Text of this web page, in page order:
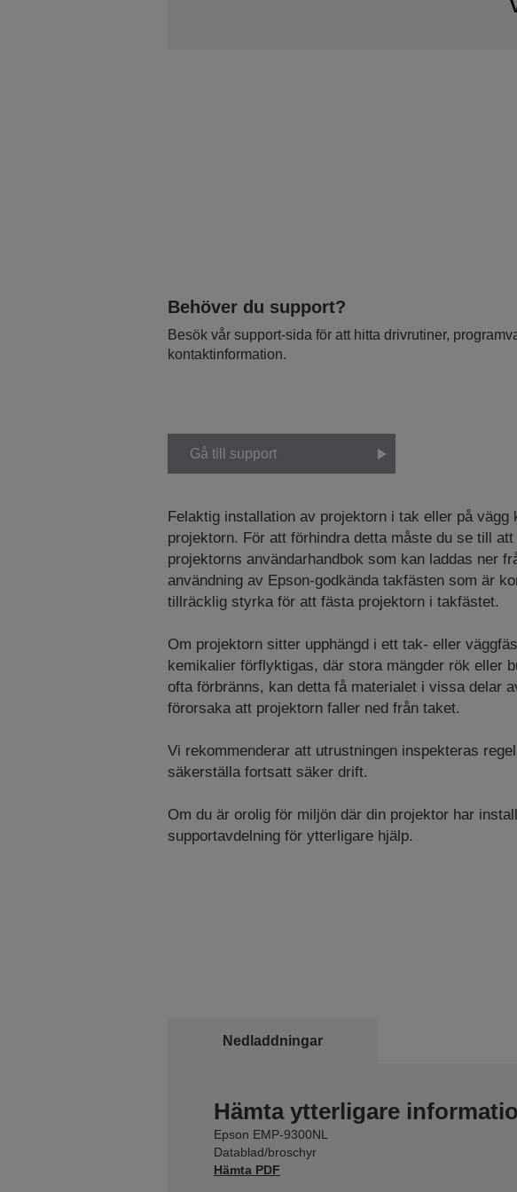
Behöver du support?
Besök vår support-sida för att hitta drivrutiner,
kontaktinformation.
Gå till support
Felaktig installation av projektorn i tak eller på
projektorn. För att förhindra detta måste du se till
projektorns användarhandbok som kan laddas ner
användning av Epson-godkända takfästen som är
tillräcklig styrka för att fästa projektorn i takfästet.
Om projektorn sitter upphängd i ett tak- eller
kemikalier förflyktigas, där stora mängder rök eller
ofta förbränns, kan detta få materialet i vissa delar
förorsaka att projektorn faller ned från taket.
Vi rekommenderar att utrustningen inspekteras
säkerställa fortsatt säker drift.
Om du är orolig för miljön där din projektor har
supportavdelning för ytterligare hjälp.
Nedladdningar
Hämta ytterligare
Epson EMP-9300NL
Datablad/broschyr
Hämta PDF